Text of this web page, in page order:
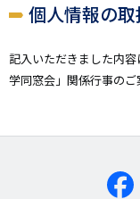
個人情報の
記入いただきました内
学同窓会」関係行事のご